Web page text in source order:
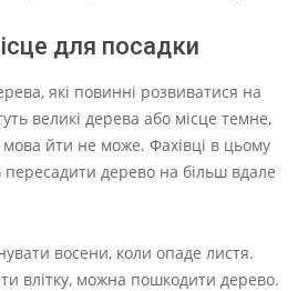
для посадки
які повинні розвиватися на
великі дерева або місце темне,
йти не може. Фахівці в цьому
дерево на більш вдале
восени, коли опаде листя.
влітку, можна пошкодити дерево.